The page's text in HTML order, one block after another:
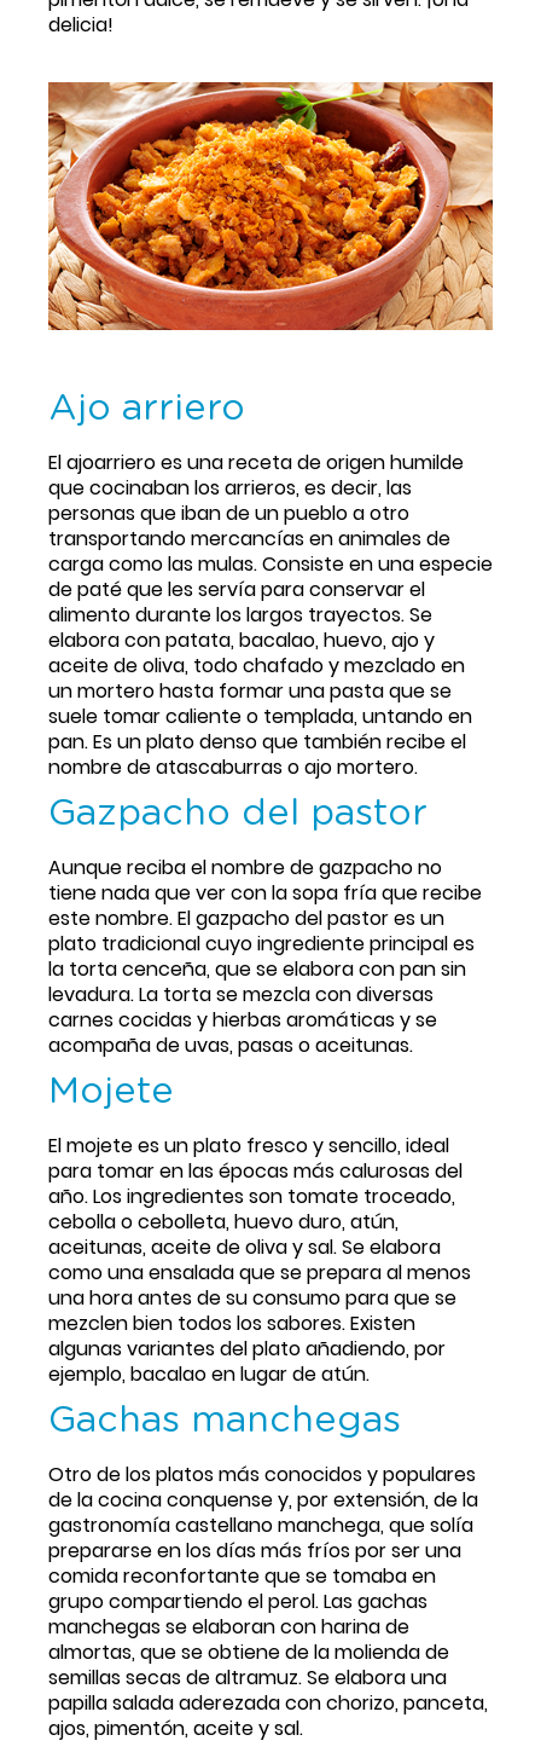
delicia!
Ajo arriero
El ajoarriero es una receta de origen humilde
que cocinaban los arrieros, es decir, las
personas que iban de un pueblo a otro
transportando mercancías en animales de
carga como las mulas. Consiste en una especie
de paté que les servía para conservar el
alimento durante los largos trayectos. Se
elabora con patata, bacalao, huevo, ajo y
aceite de oliva, todo chafado y mezclado en
un mortero hasta formar una pasta que se
suele tomar caliente o templada, untando en
pan. Es un plato denso que también recibe el
nombre de atascaburras o ajo mortero.
Gazpacho del pastor
Aunque reciba el nombre de gazpacho no
tiene nada que ver con la sopa fría que recibe
este nombre. El gazpacho del pastor es un
plato tradicional cuyo ingrediente principal es
la torta cenceña, que se elabora con pan sin
levadura. La torta se mezcla con diversas
carnes cocidas y hierbas aromáticas y se
acompaña de uvas, pasas o aceitunas.
Mojete
El mojete es un plato fresco y sencillo, ideal
para tomar en las épocas más calurosas del
año. Los ingredientes son tomate troceado,
cebolla o cebolleta, huevo duro, atún,
aceitunas, aceite de oliva y sal. Se elabora
como una ensalada que se prepara al menos
una hora antes de su consumo para que se
mezclen bien todos los sabores. Existen
algunas variantes del plato añadiendo, por
ejemplo, bacalao en lugar de atún.
Gachas manchegas
Otro de los platos más conocidos y populares
de la cocina conquense y, por extensión, de la
gastronomía castellano manchega, que solía
prepararse en los días más fríos por ser una
comida reconfortante que se tomaba en
grupo compartiendo el perol. Las gachas
manchegas se elaboran con harina de
almortas, que se obtiene de la molienda de
semillas secas de altramuz. Se elabora una
papilla salada aderezada con chorizo, panceta,
ajos, pimentón, aceite y sal.